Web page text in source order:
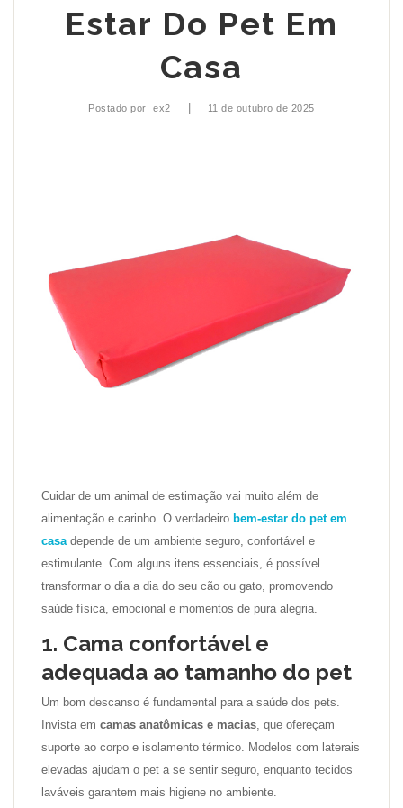
Estar Do Pet Em
Casa
Postado por ex2 11 de outubro de 2025
Cuidar de um animal de estimação vai muito além de
alimentação e carinho. O verdadeiro bem-estar do pet em
casa depende de um ambiente seguro, confortável e
estimulante. Com alguns itens essenciais, é possível
transformar o dia a dia do seu cão ou gato, promovendo
saúde física, emocional e momentos de pura alegria.
1. Cama confortável e
adequada ao tamanho do pet
Um bom descanso é fundamental para a saúde dos pets.
Invista em camas anatômicas e macias , que ofereçam
suporte ao corpo e isolamento térmico. Modelos com laterais
elevadas ajudam o pet a se sentir seguro, enquanto tecidos
laváveis garantem mais higiene no ambiente.